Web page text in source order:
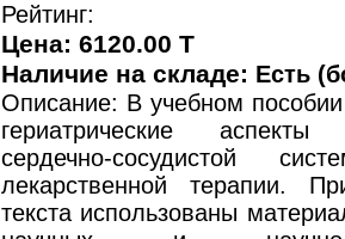
Рейтинг:
Цена: 6120.00 T
Наличие на складе: Есть
Описание: В учебном
гериатрические аспекты
сердечно-сосудистой
лекарственной терапии.
текста использованы